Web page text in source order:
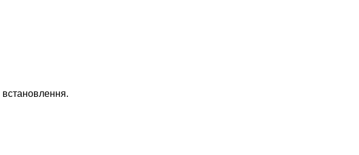
встановлення.